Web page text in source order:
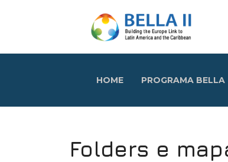
HOME PROGRAMA BELLA
Folders e